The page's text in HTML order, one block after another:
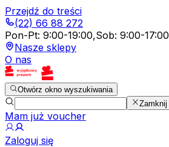
Przejdź do treści
(22) 66 88 272
Pon-Pt: 9:00-19:00,Sob: 9:00-17:00
Nasze sklepy
O nas
Otwórz okno wyszukiwania
Zamknij
Mam już voucher
Zaloguj się